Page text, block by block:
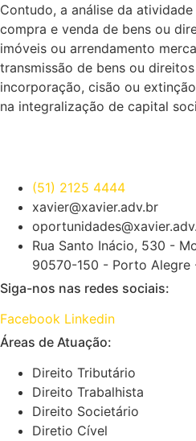
Contudo, a análise da
compra e venda de bens ou
imóveis ou arrendamento
transmissão de bens ou
incorporação, cisão ou
na integralização de capital
(51) 2125 4444
xavier@xavier.adv.br
Rua Santo Inácio, 530 -
90570-150 - Porto Alegre
Siga-nos nas redes sociais:
Facebook Linkedin
Áreas de Atuação:
Direito Tributário
Direito Trabalhista
Direito Societário
Diretio Cível